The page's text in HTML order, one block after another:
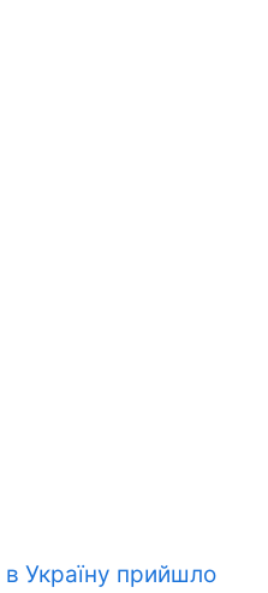
в Україну прийшло